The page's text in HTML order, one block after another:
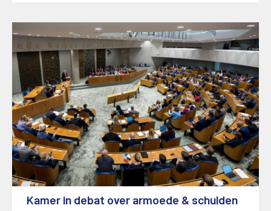
Kamer in debat over armoede & schulden